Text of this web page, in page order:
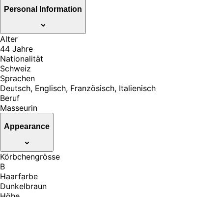
Personal Information
Alter
44 Jahre
Nationalität
Schweiz
Sprachen
Deutsch, Englisch, Französisch, Italienisch
Beruf
Masseurin
Appearance
Körbchengrösse
B
Haarfarbe
Dunkelbraun